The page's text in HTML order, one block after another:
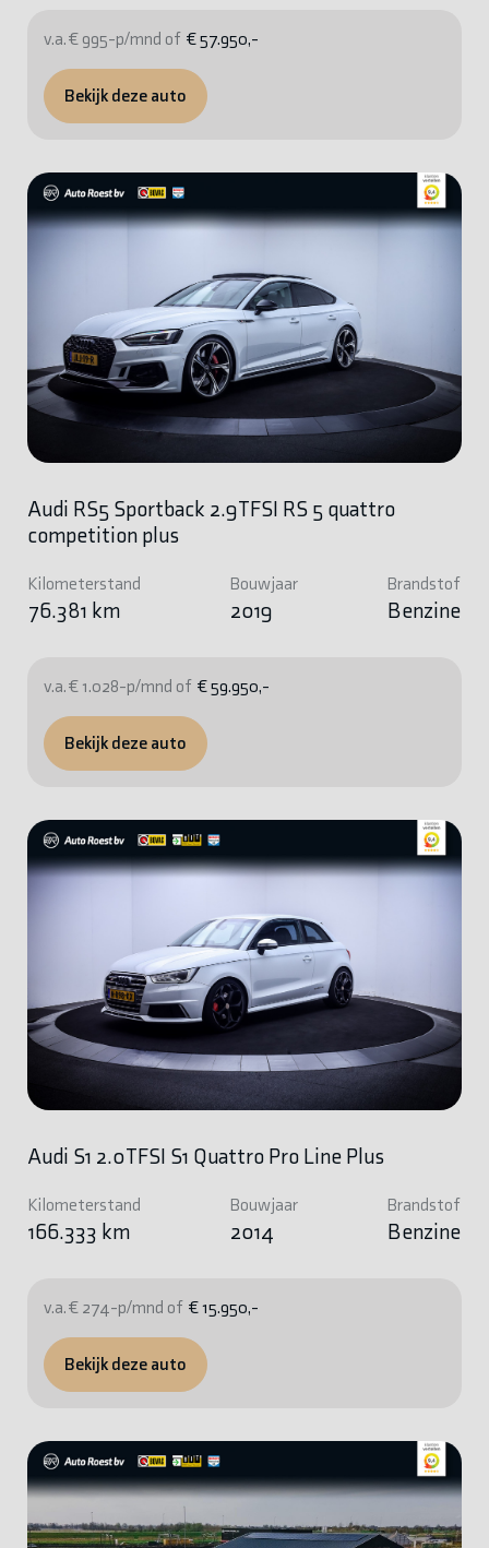
v.a. € 995-p/mnd of € 57.950,-
Bekijk deze auto
Audi RS5 Sportback 2.9TFSI RS 5 quattro
competition plus
Kilometerstand
76.381 km
Bouwjaar
2019
Brandstof
Benzine
v.a. € 1.028-p/mnd of € 59.950,-
Bekijk deze auto
Audi S1 2.0TFSI S1 Quattro Pro Line Plus
Kilometerstand
166.333 km
Bouwjaar
2014
Brandstof
Benzine
v.a. € 274-p/mnd of € 15.950,-
Bekijk deze auto